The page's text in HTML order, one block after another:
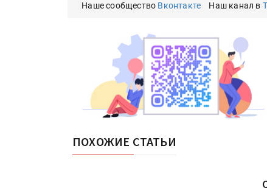
Наше сообщество Вконтакте Наш канал в
ПОХОЖИЕ СТАТЬИ